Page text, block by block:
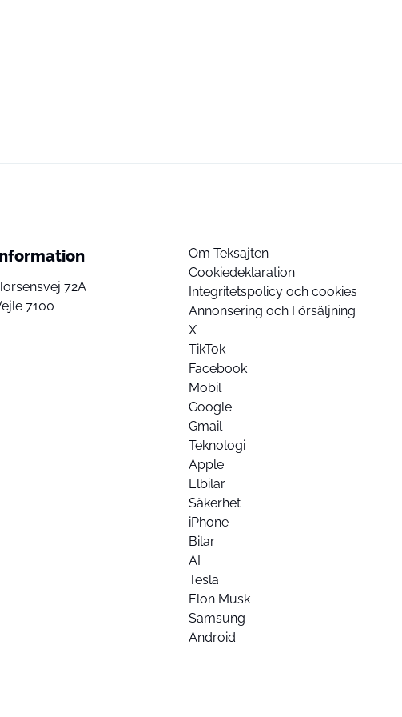
72A
7100
Om Teksajten
Cookiedeklaration
Integritetspolicy och cookies
Annonsering och Försäljning
X
TikTok
Facebook
Mobil
Google
Gmail
Teknologi
Apple
Elbilar
Säkerhet
iPhone
Bilar
AI
Tesla
Elon Musk
Samsung
Android